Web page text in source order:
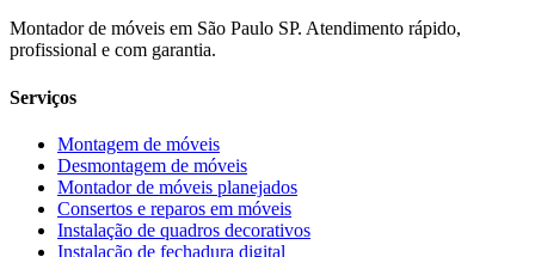
Montador de móveis em São Paulo SP. Atendimento rápido,
profissional e com garantia.
Serviços
Montagem de móveis
Desmontagem de móveis
Montador de móveis planejados
Consertos e reparos em móveis
Instalação de quadros decorativos
Instalação de fechadura digital